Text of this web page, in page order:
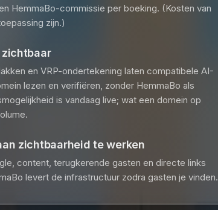
HemmaBo-commissie per boeking. (Kosten van
zijn.)
en VRP-ondertekening laten compatibele AI-
lezen en verifiëren, zonder HemmaBo als
is vandaag live; wat een domein op
zichtbaarheid te werken
content, terugkerende gasten en directe links
levert de infrastructuur zodra gasten je vinden.